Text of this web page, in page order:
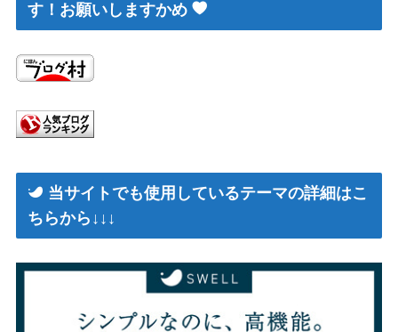
す！お願いしますかめ
当サイトでも使用しているテーマの詳細はこ
ちらから↓↓↓